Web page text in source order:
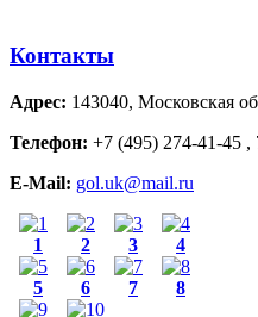
Контакты
Адрес: 143040, Московская
Телефон: +7 (495) 274-41-45 ,
E-Mail: gol.uk@mail.ru
1 2 3 4
5 6 7 8